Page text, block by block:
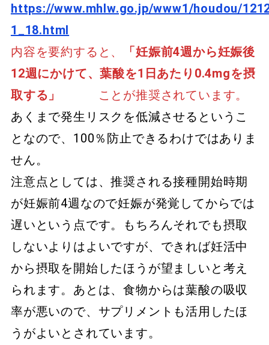
https://www.mhlw.go.jp/www1/houdou/
1_18.html
内容を要約すると、
「妊娠前4週から妊娠後
12週にかけて、葉酸を1日あたり0.4mgを摂
取する」
ことが推奨されています。
あくまで発生リスクを低減させるというこ
となので、100％防止できるわけではありま
せん。
注意点としては、推奨される接種開始時期
が妊娠前4週なので妊娠が発覚してからでは
遅いという点です。もちろんそれでも摂取
しないよりはよいですが、できれば妊活中
から摂取を開始したほうが望ましいと考え
られます。あとは、食物からは葉酸の吸収
率が悪いので、サプリメントも活用したほ
うがよいとされています。